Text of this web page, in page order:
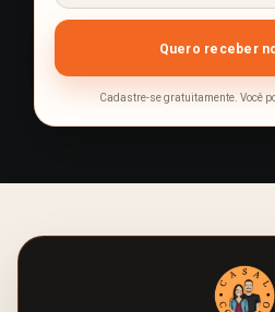
Cadastre-se gratuitamente. Você